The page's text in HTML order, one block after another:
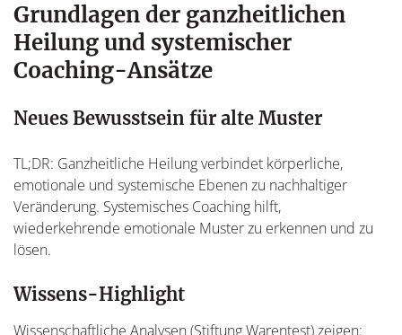
Grundlagen der ganzheitlichen
Heilung und systemischer
Coaching-Ansätze
Neues Bewusstsein für alte Muster
TL;DR: Ganzheitliche Heilung verbindet körperliche,
emotionale und systemische Ebenen zu nachhaltiger
Veränderung. Systemisches Coaching hilft,
wiederkehrende emotionale Muster zu erkennen und zu
lösen.
Wissens-Highlight
Wissenschaftliche Analysen (Stiftung Warentest) zeigen: